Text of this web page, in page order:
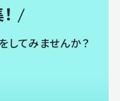
してみませんか？